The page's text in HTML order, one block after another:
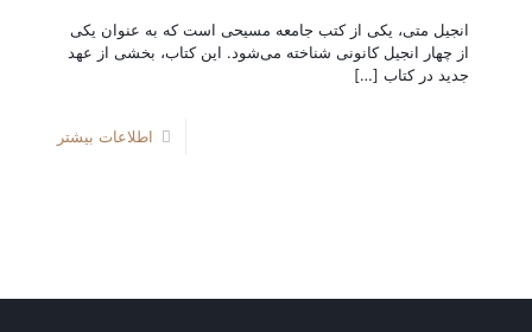
انجیل متی، یکی از کتب جامعه مسیحی است که به عنوان یکی
از چهار انجیل کانونی شناخته می‌شود. این کتاب، بخشی از عهد
جدید در کتاب […]
اطلاعات بیشتر